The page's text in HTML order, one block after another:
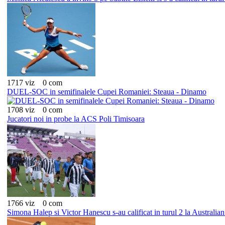
1717 viz
0 com
DUEL-SOC in semifinalele Cupei Romaniei: Steaua - Dinamo
1708 viz
0 com
Jucatori noi in probe la ACS Poli Timisoara
1766 viz
0 com
Simona Halep si Victor Hanescu s-au calificat in turul 2 la